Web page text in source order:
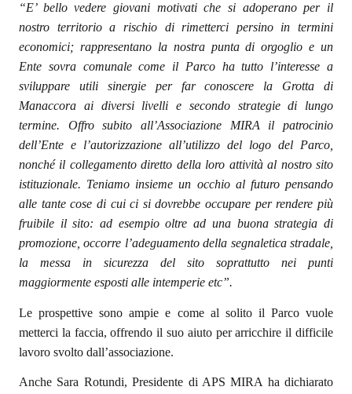
“E’ bello vedere giovani motivati che si adoperano per il
nostro territorio a rischio di rimetterci persino in termini
economici; rappresentano la nostra punta di orgoglio e un
Ente sovra comunale come il Parco ha tutto l’interesse a
sviluppare utili sinergie per far conoscere la Grotta di
Manaccora ai diversi livelli e secondo strategie di lungo
termine. Offro subito all’Associazione MIRA il patrocinio
dell’Ente e l’autorizzazione all’utilizzo del logo del Parco,
nonché il collegamento diretto della loro attività al nostro sito
istituzionale. Teniamo insieme un occhio al futuro pensando
alle tante cose di cui ci si dovrebbe occupare per rendere più
fruibile il sito: ad esempio oltre ad una buona strategia di
promozione, occorre l’adeguamento della segnaletica stradale,
la messa in sicurezza del sito soprattutto nei punti
maggiormente esposti alle intemperie etc”.
Le prospettive sono ampie e come al solito il Parco vuole
metterci la faccia, offrendo il suo aiuto per arricchire il difficile
lavoro svolto dall’associazione.
Anche Sara Rotundi, Presidente di APS MIRA ha dichiarato